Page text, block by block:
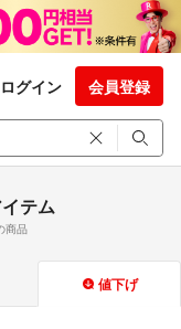
ログイン 会員登録
テム
商品
値下げ